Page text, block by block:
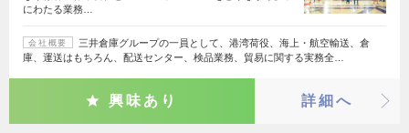
にわたる業務…
会社概要
三井倉庫グループの一員として、港湾荷役、海上・航空輸送、倉
庫、運送はもちろん、配送センター、検品業務、貿易に関する実務全…
興味あり 詳細へ